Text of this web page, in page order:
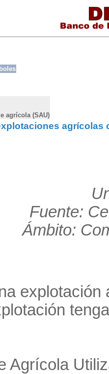
agrícola (SAU)
agrícolas
Fuente:
Ámbito:
Agrícola